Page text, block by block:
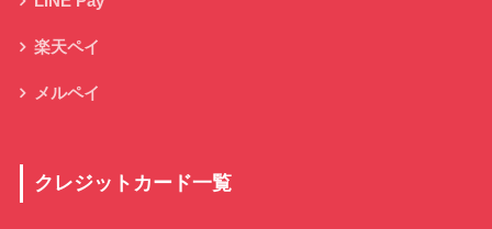
楽天ペイ
メルペイ
クレジットカード一覧